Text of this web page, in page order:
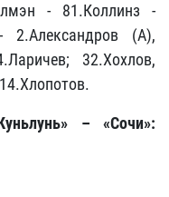
- 81.Коллинз -
2.Александров (А),
32.Хохлов,
– «Сочи»: